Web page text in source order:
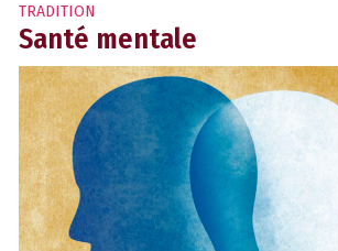
TRADITION
Santé mentale